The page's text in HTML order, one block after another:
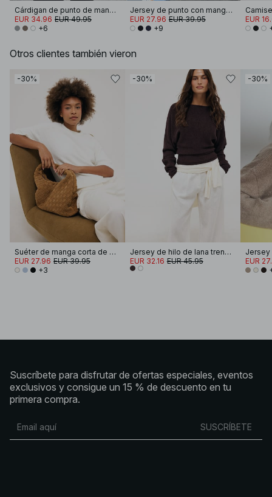
Cárdigan de punto de manga corta
EUR 34.96 EUR 49.95
+6
Jersey de punto con manga doblada
EUR 27.96 EUR 39.95
+9
EUR
Otros clientes también vieron
-30%
Suéter de manga corta de punto
EUR 27.96 EUR 39.95
+3
-30%
Jersey de hilo de lana trenzada
EUR 32.16 EUR 45.95
-30%
EUR
Suscríbete para disfrutar de ofertas especiales, eventos
exclusivos y consigue un 15 % de descuento en tu
primera compra.
SUSCRÍBETE